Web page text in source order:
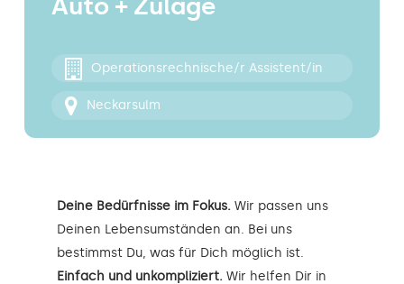
Kontakt
Auto + Zulage
Operationsrechnische/r Assistent/in
Neckarsulm
Deine Bedürfnisse im Fokus. Wir passen uns
Deinen Lebensumständen an. Bei uns
bestimmst Du, was für Dich möglich ist.
Einfach und unkompliziert. Wir helfen Dir in